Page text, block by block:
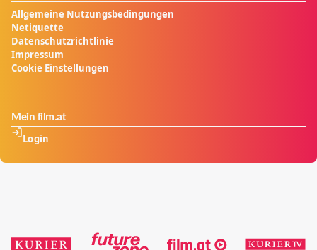
Allgemeine Nutzungsbedingungen
Netiquette
Datenschutzrichtlinie
Impressum
Cookie Einstellungen
Mein film.at
Login